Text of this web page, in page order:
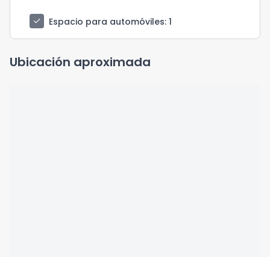
check Espacio para automóviles: 1
Ubicación aproximada